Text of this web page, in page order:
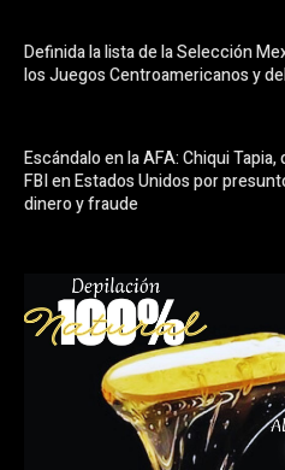
Definida la lista de la Selección
los Juegos Centroamericanos y
Escándalo en la AFA: Chiqui
FBI en Estados Unidos por
dinero y fraude